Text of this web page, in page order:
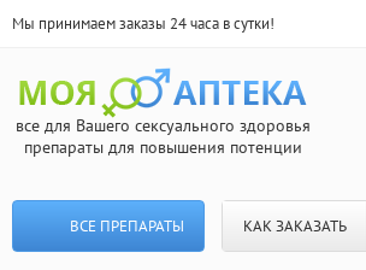
Мы принимаем заказы 24 часа в сутки!
все для Вашего сексуального здоровья
препараты для повышения потенции
ВСЕ ПРЕПАРАТЫ КАК ЗАКАЗАТЬ